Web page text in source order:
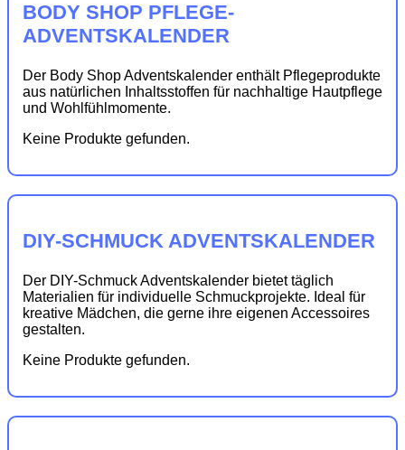
BODY SHOP PFLEGE-
ADVENTSKALENDER
Der Body Shop Adventskalender enthält Pflegeprodukte
aus natürlichen Inhaltsstoffen für nachhaltige Hautpflege
und Wohlfühlmomente.
Keine Produkte gefunden.
DIY-SCHMUCK ADVENTSKALENDER
Der DIY-Schmuck Adventskalender bietet täglich
Materialien für individuelle Schmuckprojekte. Ideal für
kreative Mädchen, die gerne ihre eigenen Accessoires
gestalten.
Keine Produkte gefunden.